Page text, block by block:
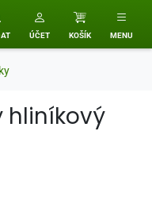
ÚČET KOŠÍK MENU
hliníkový